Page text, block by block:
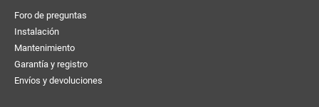
Foro de preguntas
Instalación
Mantenimiento
Garantía y registro
Envíos y devoluciones